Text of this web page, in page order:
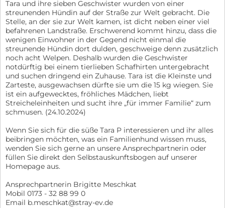
Tara und ihre sieben Geschwister wurden von einer
streunenden Hündin auf der Straße zur Welt gebracht. Die
Stelle, an der sie zur Welt kamen, ist dicht neben einer viel
befahrenen Landstraße. Erschwerend kommt hinzu, dass die
wenigen Einwohner in der Gegend nicht einmal die
streunende Hündin dort dulden, geschweige denn zusätzlich
noch acht Welpen. Deshalb wurden die Geschwister
notdürftig bei einem tierlieben Schafhirten untergebracht
und suchen dringend ein Zuhause. Tara ist die Kleinste und
Zarteste, ausgewachsen dürfte sie um die 15 kg wiegen. Sie
ist ein aufgewecktes, fröhliches Mädchen, liebt
Streicheleinheiten und sucht ihre „für immer Familie“ zum
schmusen. (24.10.2024)
Wenn Sie sich für die süße Tara P interessieren und ihr alles
beibringen möchten, was ein Familienhund wissen muss,
wenden Sie sich gerne an unsere Ansprechpartnerin oder
füllen Sie direkt den Selbstauskunftsbogen auf unserer
Homepage aus.
Ansprechpartnerin Brigitte Meschkat
Mobil 0173 - 32 88 99 0
Email b.meschkat@stray-ev.de